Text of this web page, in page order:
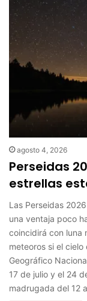
agosto 4, 2026
Perseidas
estrellas
Las Perseidas
una ventaja poco
coincidirá con luna
meteoros si el
Geográfico
17 de julio y el 24
madrugada del 12